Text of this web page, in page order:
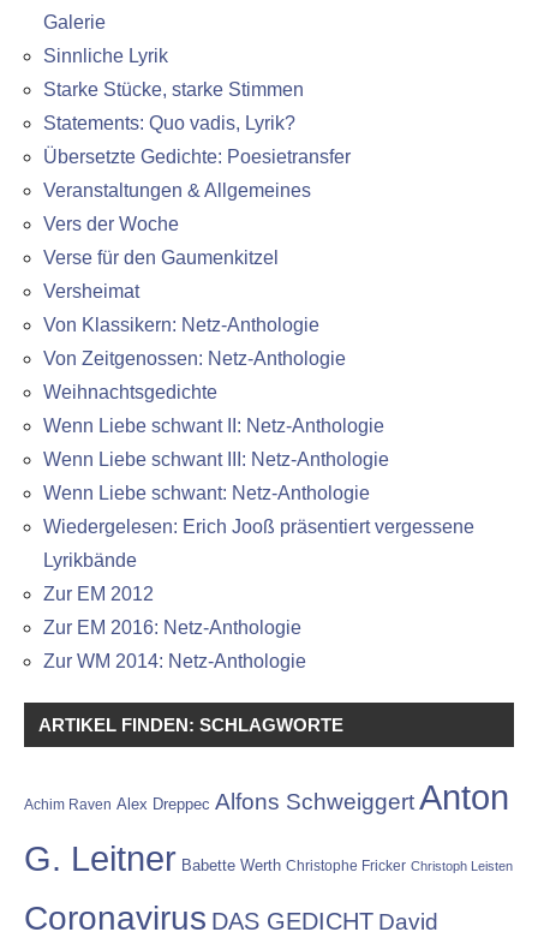
Galerie
Sinnliche Lyrik
Starke Stücke, starke Stimmen
Statements: Quo vadis, Lyrik?
Übersetzte Gedichte: Poesietransfer
Veranstaltungen & Allgemeines
Vers der Woche
Verse für den Gaumenkitzel
Versheimat
Von Klassikern: Netz-Anthologie
Von Zeitgenossen: Netz-Anthologie
Weihnachtsgedichte
Wenn Liebe schwant II: Netz-Anthologie
Wenn Liebe schwant III: Netz-Anthologie
Wenn Liebe schwant: Netz-Anthologie
Wiedergelesen: Erich Jooß präsentiert vergessene
Lyrikbände
Zur EM 2012
Zur EM 2016: Netz-Anthologie
Zur WM 2014: Netz-Anthologie
ARTIKEL FINDEN: SCHLAGWORTE
Achim Raven Alex Dreppec Alfons SchweiggertAnton
G. Leitner Babette Werth Christophe Fricker Christoph Leisten
Coronavirus DAS GEDICHT David